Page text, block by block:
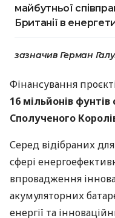
майбутньої
Британії в
зазначив Герман
Фінансування
16 мільйонів
Сполученого
Серед відібраних
сфері
впровадження
акумуляторних
енергії та